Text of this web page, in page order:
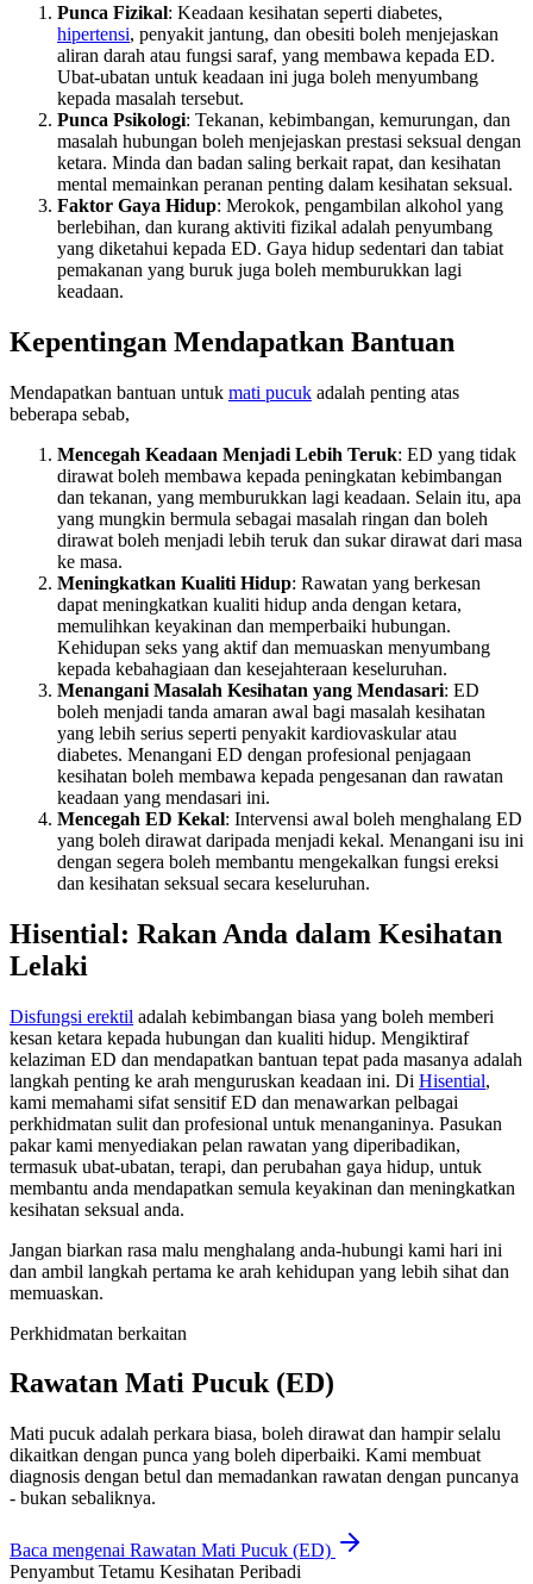
Punca Fizikal: Keadaan kesihatan seperti diabetes,
hipertensi, penyakit jantung, dan obesiti boleh menjejaskan
aliran darah atau fungsi saraf, yang membawa kepada ED.
Ubat-ubatan untuk keadaan ini juga boleh menyumbang
kepada masalah tersebut.
Punca Psikologi: Tekanan, kebimbangan, kemurungan, dan
masalah hubungan boleh menjejaskan prestasi seksual dengan
ketara. Minda dan badan saling berkait rapat, dan kesihatan
mental memainkan peranan penting dalam kesihatan seksual.
Faktor Gaya Hidup: Merokok, pengambilan alkohol yang
berlebihan, dan kurang aktiviti fizikal adalah penyumbang
yang diketahui kepada ED. Gaya hidup sedentari dan tabiat
pemakanan yang buruk juga boleh memburukkan lagi
keadaan.
Kepentingan Mendapatkan Bantuan
Mendapatkan bantuan untuk mati pucuk adalah penting atas
beberapa sebab,
Mencegah Keadaan Menjadi Lebih Teruk: ED yang tidak
dirawat boleh membawa kepada peningkatan kebimbangan
dan tekanan, yang memburukkan lagi keadaan. Selain itu, apa
yang mungkin bermula sebagai masalah ringan dan boleh
dirawat boleh menjadi lebih teruk dan sukar dirawat dari masa
ke masa.
Meningkatkan Kualiti Hidup: Rawatan yang berkesan
dapat meningkatkan kualiti hidup anda dengan ketara,
memulihkan keyakinan dan memperbaiki hubungan.
Kehidupan seks yang aktif dan memuaskan menyumbang
kepada kebahagiaan dan kesejahteraan keseluruhan.
Menangani Masalah Kesihatan yang Mendasari: ED
boleh menjadi tanda amaran awal bagi masalah kesihatan
yang lebih serius seperti penyakit kardiovaskular atau
diabetes. Menangani ED dengan profesional penjagaan
kesihatan boleh membawa kepada pengesanan dan rawatan
keadaan yang mendasari ini.
Mencegah ED Kekal: Intervensi awal boleh menghalang ED
yang boleh dirawat daripada menjadi kekal. Menangani isu ini
dengan segera boleh membantu mengekalkan fungsi ereksi
dan kesihatan seksual secara keseluruhan.
Hisential: Rakan Anda dalam Kesihatan
Lelaki
Disfungsi erektil adalah kebimbangan biasa yang boleh memberi
kesan ketara kepada hubungan dan kualiti hidup. Mengiktiraf
kelaziman ED dan mendapatkan bantuan tepat pada masanya adalah
langkah penting ke arah menguruskan keadaan ini. Di Hisential,
kami memahami sifat sensitif ED dan menawarkan pelbagai
perkhidmatan sulit dan profesional untuk menanganinya. Pasukan
pakar kami menyediakan pelan rawatan yang diperibadikan,
termasuk ubat-ubatan, terapi, dan perubahan gaya hidup, untuk
membantu anda mendapatkan semula keyakinan dan meningkatkan
kesihatan seksual anda.
Jangan biarkan rasa malu menghalang anda-hubungi kami hari ini
dan ambil langkah pertama ke arah kehidupan yang lebih sihat dan
memuaskan.
Perkhidmatan berkaitan
Rawatan Mati Pucuk (ED)
Mati pucuk adalah perkara biasa, boleh dirawat dan hampir selalu
dikaitkan dengan punca yang boleh diperbaiki. Kami membuat
diagnosis dengan betul dan memadankan rawatan dengan puncanya
- bukan sebaliknya.
Baca mengenai Rawatan Mati Pucuk (ED)
Penyambut Tetamu Kesihatan Peribadi